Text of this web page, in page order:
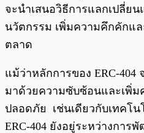
จะนําเสนอวิธีการแลกเปลี่ยน
นวัตกรรม เพิ่มความคึกคักแ
ตลาด
แม้ว่าหลักการของ ERC-
มาด้วยความซับซ้อนและเพิ่ม
ปลอดภัย เช่นเดียวกับเทคโ
ERC-404 ยังอยู่ระหว่างการ